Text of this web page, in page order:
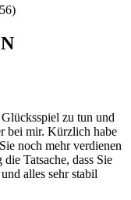
zu tun und
bei mir. Kürzlich habe
noch mehr verdienen
die Tatsache, dass Sie
alles sehr stabil